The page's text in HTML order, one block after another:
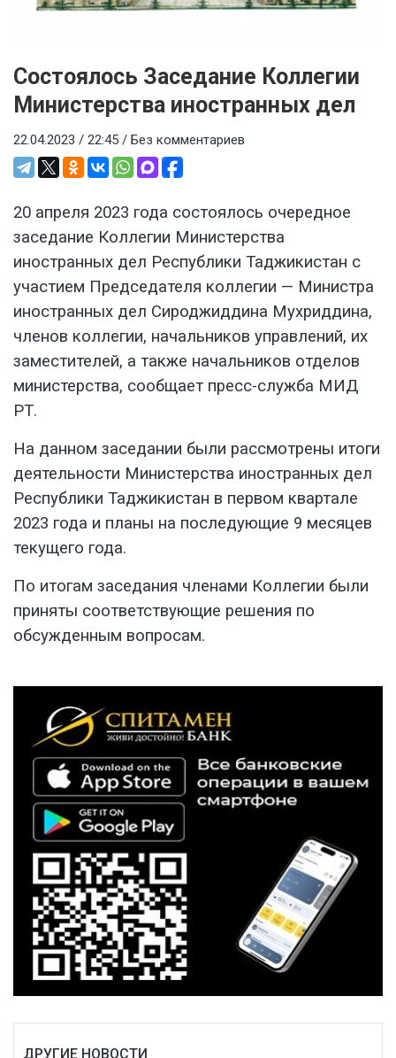
Состоялось Заседание Коллегии
Министерства иностранных дел
22.04.2023 / 22:45 / Без комментариев
20 апреля 2023 года состоялось очередное
заседание Коллегии Министерства
иностранных дел Республики Таджикистан с
участием Председателя коллегии — Министра
иностранных дел Сироджиддина Мухриддина,
членов коллегии, начальников управлений, их
заместителей, а также начальников отделов
министерства, сообщает пресс-служба МИД
РТ.
На данном заседании были рассмотрены итоги
деятельности Министерства иностранных дел
Республики Таджикистан в первом квартале
2023 года и планы на последующие 9 месяцев
текущего года.
По итогам заседания членами Коллегии были
приняты соответствующие решения по
обсужденным вопросам.
ДРУГИЕ НОВОСТИ